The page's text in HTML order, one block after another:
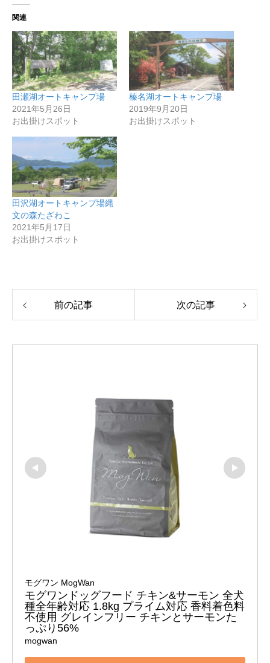
関連
田瀬湖オートキャンプ場
2021年5月26日
お出掛けスポット
榛名湖オートキャンプ場
2019年9月20日
お出掛けスポット
田沢湖オートキャンプ場縄
文の森たざわこ
2021年5月17日
お出掛けスポット
前の記事 次の記事
モグワン MogWan
モグワンドッグフード チキン&サーモン 全犬
種全年齢対応 1.8kg プライム対応 香料着色料
不使用 グレインフリー チキンとサーモンた
っぷり56%
mogwan